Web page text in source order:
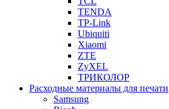
TENDA
TP-Link
Ubiquiti
Xiaomi
ZTE
ZyXEL
ТРИКОЛОР
Расходные материалы для печати
Samsung